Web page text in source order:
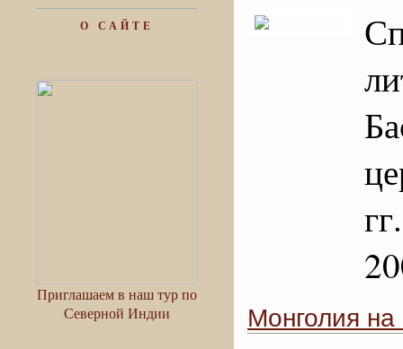
О САЙТЕ
Приглашаем в наш тур по
Северной Индии
Монголия